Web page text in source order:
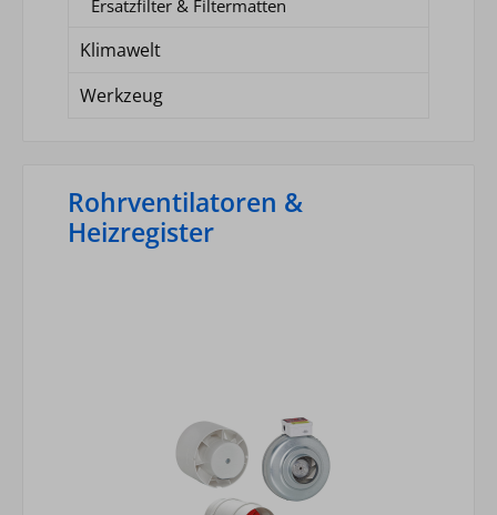
Ersatzfilter & Filtermatten
Klimawelt
Werkzeug
Rohrventilatoren &
Heizregister